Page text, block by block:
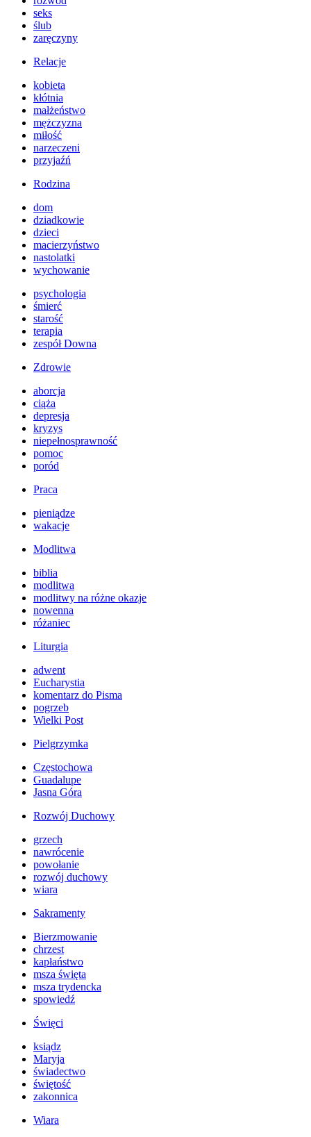
seks
ślub
zaręczyny
Relacje
kobieta
kłótnia
małżeństwo
mężczyzna
miłość
narzeczeni
przyjaźń
Rodzina
dom
dziadkowie
dzieci
macierzyństwo
nastolatki
wychowanie
psychologia
śmierć
starość
terapia
zespół Downa
Zdrowie
aborcja
ciąża
depresja
kryzys
niepełnosprawność
pomoc
poród
Praca
pieniądze
wakacje
Modlitwa
biblia
modlitwa
modlitwy na różne okazje
nowenna
różaniec
Liturgia
adwent
Eucharystia
komentarz do Pisma
pogrzeb
Wielki Post
Pielgrzymka
Częstochowa
Guadalupe
Jasna Góra
Rozwój Duchowy
grzech
nawrócenie
powołanie
rozwój duchowy
wiara
Sakramenty
Bierzmowanie
chrzest
kapłaństwo
msza święta
msza trydencka
spowiedź
Święci
ksiądz
Maryja
świadectwo
świętość
zakonnica
Wiara